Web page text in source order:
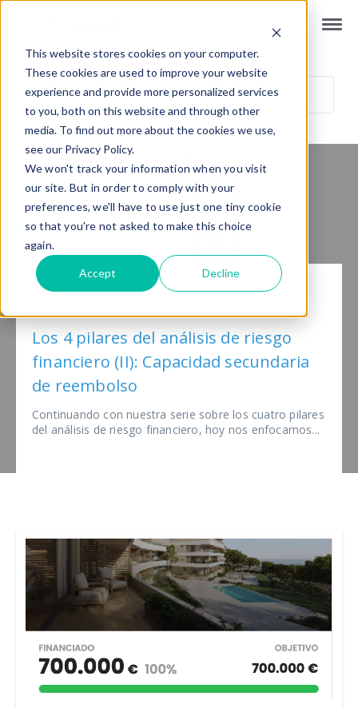
This website stores cookies on your computer.
These cookies are used to improve your website
experience and provide more personalized services
to you, both on this website and through other
media. To find out more about the cookies we use,
see our Privacy Policy.
We won't track your information when you visit
our site. But in order to comply with your
preferences, we'll have to use just one tiny cookie
so that you're not asked to make this choice
again.
Accept Decline
Los 4 pilares del análisis de riesgo
financiero (II): Capacidad secundaria
de reembolso
Continuando con nuestra serie sobre los cuatro pilares
del análisis de riesgo financiero, hoy nos enfocamos...